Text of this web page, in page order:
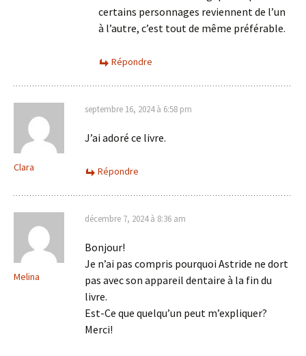
certains personnages reviennent de l’un
à l’autre, c’est tout de même préférable.
Répondre
Clara
septembre 16, 2024 à 6:58 pm
J’ai adoré ce livre.
Répondre
Melina
décembre 7, 2024 à 8:36 am
Bonjour!
Je n’ai pas compris pourquoi Astride ne dort
pas avec son appareil dentaire à la fin du
livre.
Est-Ce que quelqu’un peut m’expliquer?
Merci!